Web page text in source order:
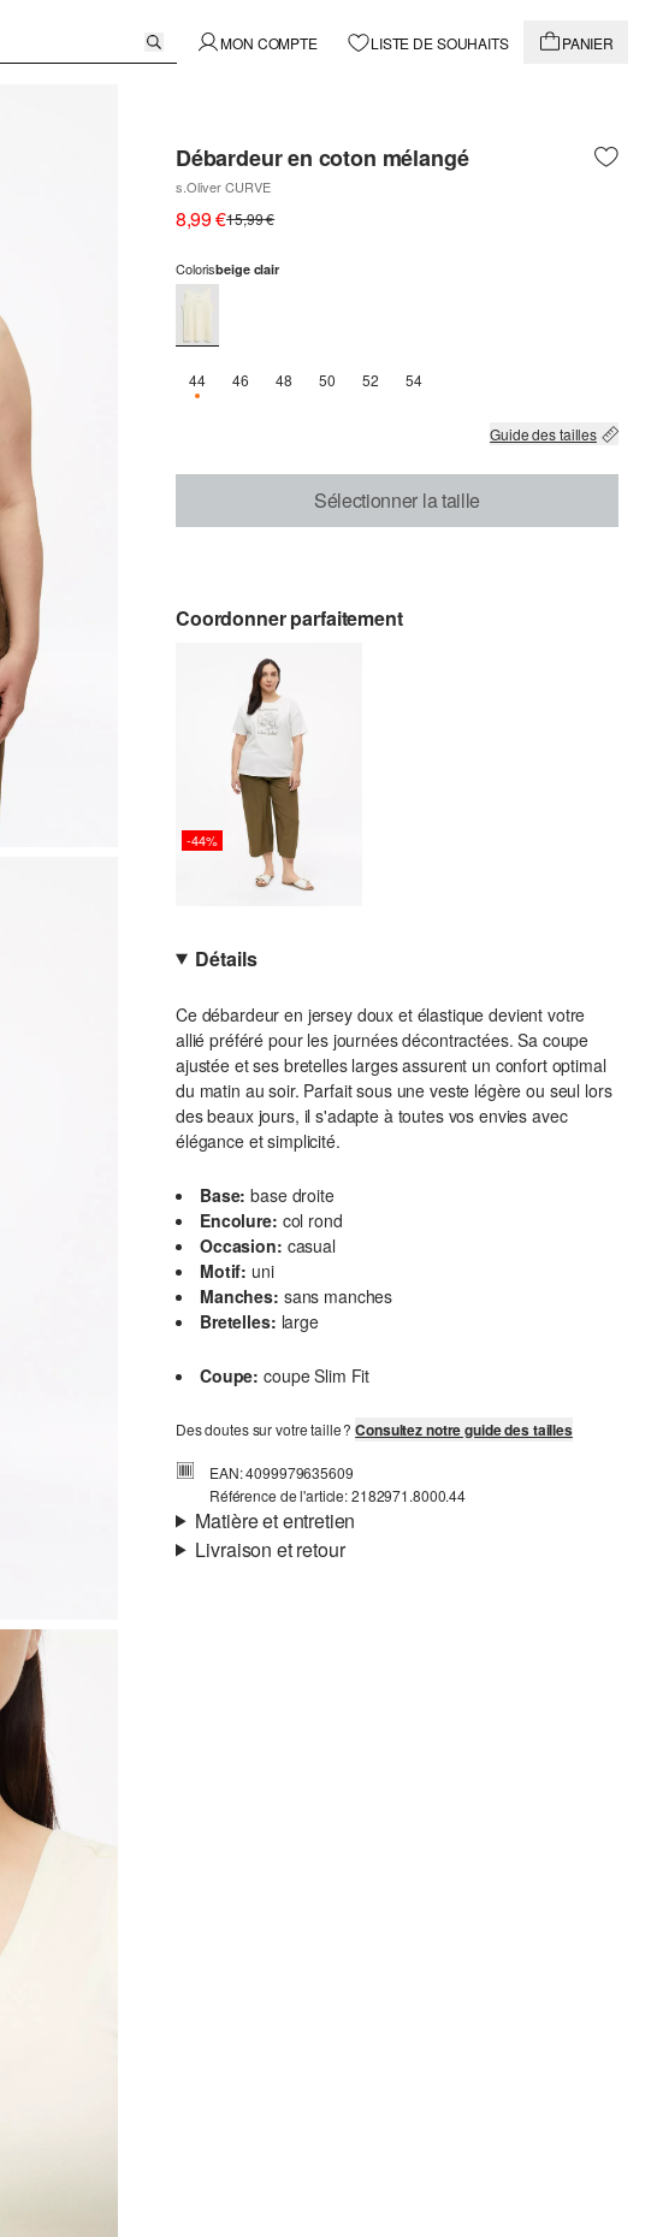
MON COMPTE LISTE DE SOUHAITS PANIER
Débardeur en coton mélangé
s.Oliver CURVE
8,99 €15,99 €
Colorisbeige clair
44SEULEMENT 1 EN STOCK
46 48 50 52 54
Guide des tailles
Sélectionner la taille
Coordonner parfaitement
-44%
Détails
Ce débardeur en jersey doux et élastique devient votre
allié préféré pour les journées décontractées. Sa coupe
ajustée et ses bretelles larges assurent un confort optimal
du matin au soir. Parfait sous une veste légère ou seul lors
des beaux jours, il s'adapte à toutes vos envies avec
élégance et simplicité.
Base: base droite
Encolure: col rond
Occasion: casual
Motif: uni
Manches: sans manches
Bretelles: large
Coupe: coupe Slim Fit
Des doutes sur votre taille ?Consultez notre guide des tailles
EAN: 4099979635609
Référence de l'article: 2182971.8000.44
Matière et entretien
Livraison et retour